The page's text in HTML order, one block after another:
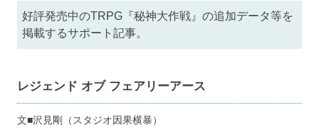
好評発売中のTRPG『秘神大作戦』の追加データ等を
掲載するサポート記事。
レジェンド オブ フェアリーアース
文■沢見剛（スタジオ因果横暴）